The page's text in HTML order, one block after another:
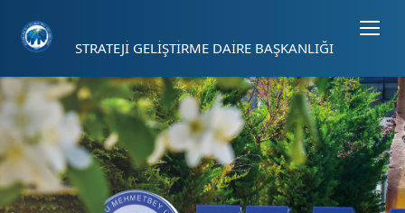
STRATEJİ GELİŞTİRME DAİRE BAŞKANLIĞI